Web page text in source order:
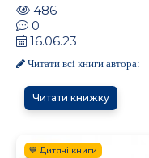
486
0
16.06.23
Читати всі книги автора:
Читати книжку
💙 Дитячі книги